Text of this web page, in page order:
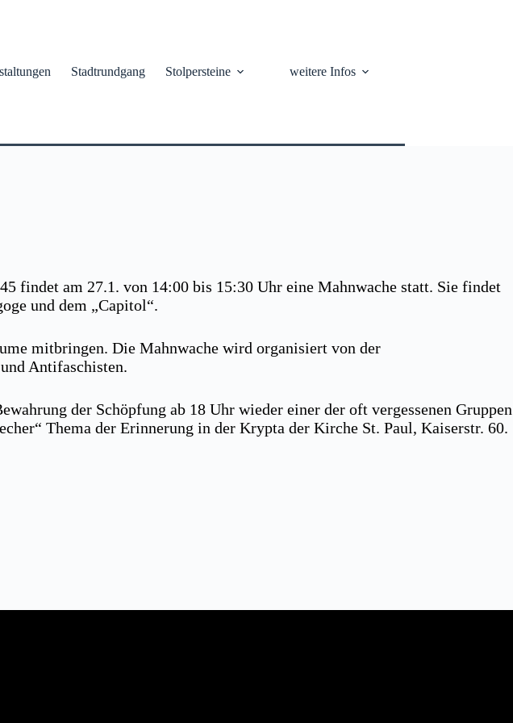
Stadtrundgang Stolpersteine weitere Infos
findet am 27.1. von 14:00 bis 15:30 Uhr eine Mahnwache statt. Sie findet
und dem „Capitol“.
mitbringen. Die Mahnwache wird organisiert von der
Antifaschisten.
der Schöpfung ab 18 Uhr wieder einer der oft vergessenen Gruppen
Thema der Erinnerung in der Krypta der Kirche St. Paul, Kaiserstr. 60.